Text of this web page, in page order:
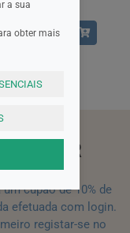
cupão de 10% de
efetuada com login.
registar-se no
a sua
obter mais